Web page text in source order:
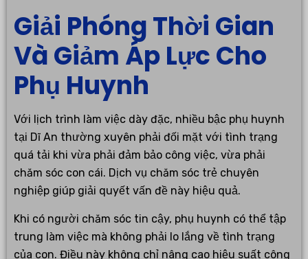
Giải Phóng Thời Gian
Và Giảm Áp Lực Cho
Phụ Huynh
Với lịch trình làm việc dày đặc, nhiều bậc phụ huynh
tại Dĩ An thường xuyên phải đối mặt với tình trạng
quá tải khi vừa phải đảm bảo công việc, vừa phải
chăm sóc con cái. Dịch vụ chăm sóc trẻ chuyên
nghiệp giúp giải quyết vấn đề này hiệu quả.
Khi có người chăm sóc tin cậy, phụ huynh có thể tập
trung làm việc mà không phải lo lắng về tình trạng
của con. Điều này không chỉ nâng cao hiệu suất công